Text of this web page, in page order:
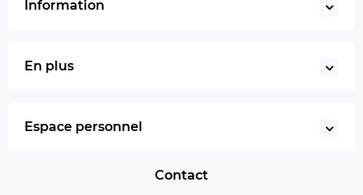
Information
En plus
Espace personnel
Contact